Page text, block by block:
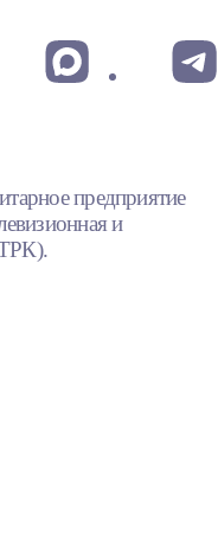
предприятие
и